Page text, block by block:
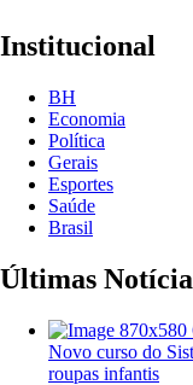
Institucional
BH
Economia
Política
Gerais
Esportes
Saúde
Brasil
Últimas
Novo curso do
roupas infantis